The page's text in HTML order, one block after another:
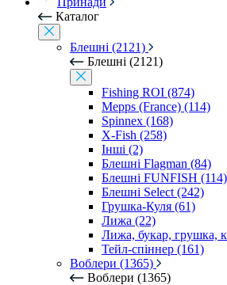
Каталог
Блешні (2121)
Блешні (2121)
Fishing ROI (874)
Mepps (France) (114)
Spinnex (168)
X-Fish (258)
Інші (2)
Блешні Flagman (84)
Блешні FUNFISH (114)
Блешні Select (242)
Грушка-Куля (61)
Лижа (22)
Лижа, букар, грушка,
Тейл-спіннер (161)
Воблери (1365)
Воблери (1365)